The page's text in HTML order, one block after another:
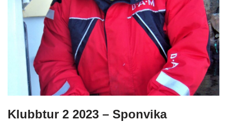
Klubbtur 2 2023 – Sponvika